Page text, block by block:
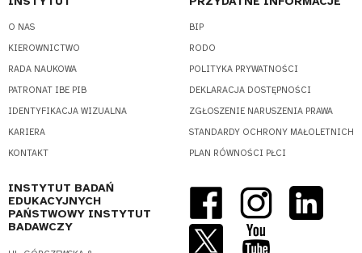
O NAS
KIEROWNICTWO
RADA NAUKOWA
PATRONAT IBE PIB
IDENTYFIKACJA WIZUALNA
KARIERA
KONTAKT
BIP
RODO
POLITYKA PRYWATNOŚCI
DEKLARACJA DOSTĘPNOŚCI
ZGŁOSZENIE NARUSZENIA PRAWA
STANDARDY OCHRONY MAŁOLETNICH
PLAN RÓWNOŚCI PŁCI
INSTYTUT BADAŃ
EDUKACYJNYCH
PAŃSTWOWY INSTYTUT
BADAWCZY